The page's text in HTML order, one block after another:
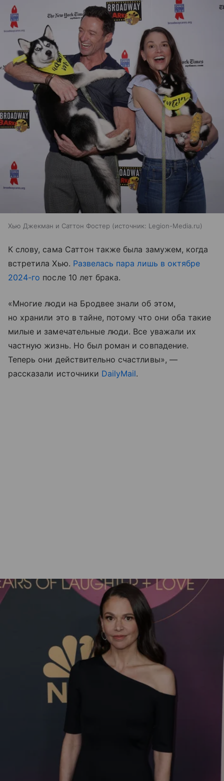
Хью Джекман и Саттон Фостер источник: Legion-Media.ru
К слову, сама Саттон также была замужем, когда
встретила Хью. Развелась пара лишь в октябре
2024-го после 10 лет брака.
«Многие люди на Бродвее знали об этом,
но хранили это в тайне, потому что они оба такие
милые и замечательные люди. Все уважали их
частную жизнь. Но был роман и совпадение.
Теперь они действительно счастливы», —
рассказали источники DailyMail.